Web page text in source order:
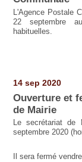
L'Agence Postale
22 septembre
habituelles.
14 sep 2020
Ouverture et
de Mairie
Le secrétariat de
septembre 2020
Il sera fermé